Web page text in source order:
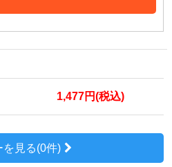
1,477円(税込)
を見る(0件)